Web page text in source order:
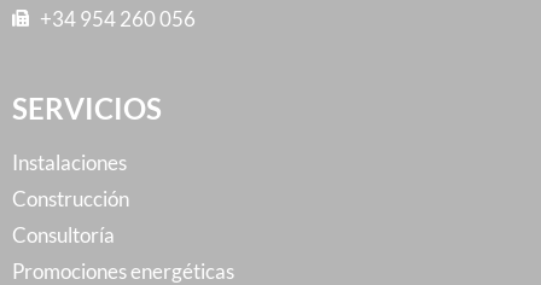
+34 954 260 056
SERVICIOS
Instalaciones
Construcción
Consultoría
Promociones energéticas